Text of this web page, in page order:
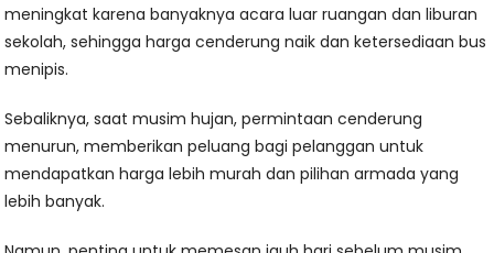
meningkat karena banyaknya acara luar ruangan dan liburan
sekolah, sehingga harga cenderung naik dan ketersediaan bus
menipis.
Sebaliknya, saat musim hujan, permintaan cenderung
menurun, memberikan peluang bagi pelanggan untuk
mendapatkan harga lebih murah dan pilihan armada yang
lebih banyak.